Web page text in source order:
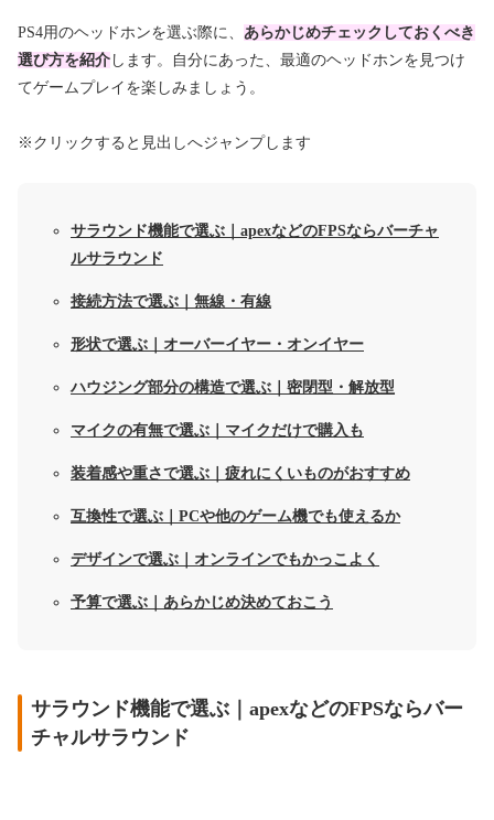
PS4用のヘッドホンを選ぶ際に、 あらかじめチェックしておくべき
選び方を紹介 します。自分にあった、最適のヘッドホンを見つけ
てゲームプレイを楽しみましょう。
※クリックすると見出しへジャンプします
サラウンド機能で選ぶ｜apexなどのFPSならバーチャ
ルサラウンド
接続方法で選ぶ｜無線・有線
形状で選ぶ｜オーバーイヤー・オンイヤー
ハウジング部分の構造で選ぶ｜密閉型・解放型
マイクの有無で選ぶ｜マイクだけで購入も
装着感や重さで選ぶ｜疲れにくいものがおすすめ
互換性で選ぶ｜PCや他のゲーム機でも使えるか
デザインで選ぶ｜オンラインでもかっこよく
予算で選ぶ｜あらかじめ決めておこう
サラウンド機能で選ぶ｜apexなどのFPSならバー
チャルサラウンド